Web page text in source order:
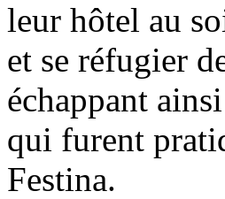
leur hôtel au
et se réfugier
échappant
qui furent
Festina.